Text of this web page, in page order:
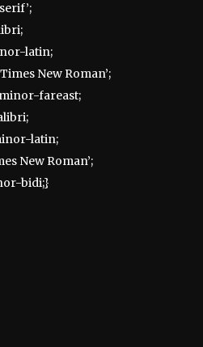
latin;
New Roman’;
fareast;
latin;
New Roman’;
bidi;}